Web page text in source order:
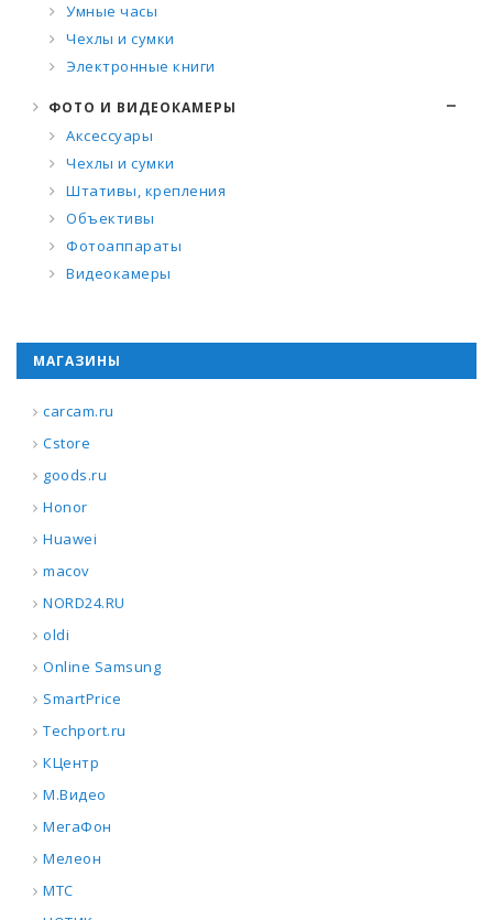
Умные часы
Чехлы и сумки
Электронные книги
ФОТО И ВИДЕОКАМЕРЫ
Аксессуары
Чехлы и сумки
Штативы, крепления
Объективы
Фотоаппараты
Видеокамеры
МАГАЗИНЫ
carcam.ru
Cstore
goods.ru
Honor
Huawei
macov
NORD24.RU
oldi
Online Samsung
SmartPrice
Techport.ru
КЦентр
М.Видео
МегаФон
Мелеон
МТС